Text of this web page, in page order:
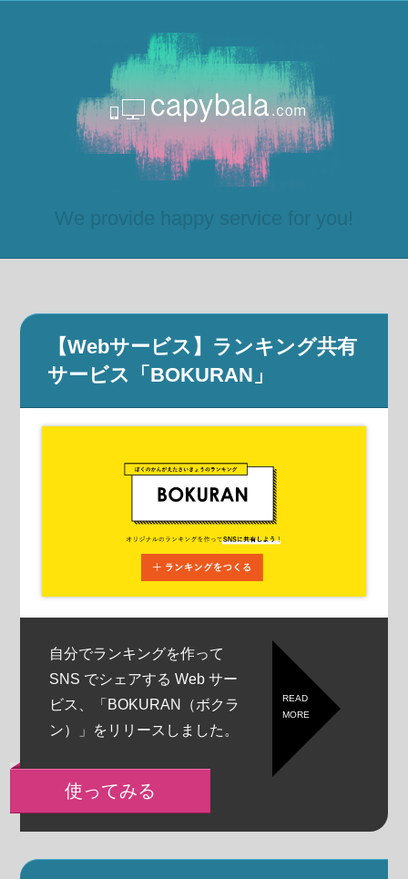
We provide happy service for you!
【Webサービス】ランキング共有
サービス「BOKURAN」
自分でランキングを作って
SNS でシェアする Web サー
ビス、「BOKURAN（ボクラ
ン）」をリリースしました。
READ
MORE
使ってみる